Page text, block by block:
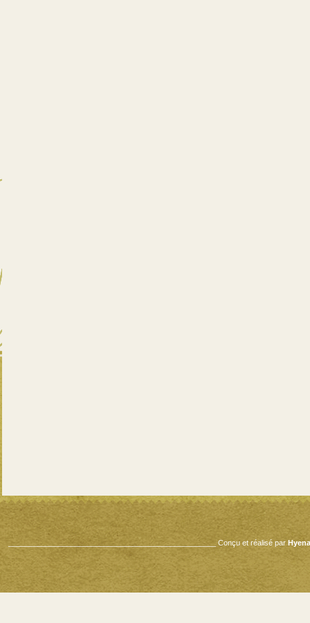
__________________________________________________ Conçu et réalisé par